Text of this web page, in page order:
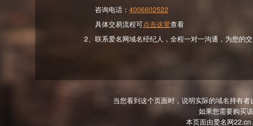
咨询电话： 4006602522
具体交易流程可点击这里查看
2、联系爱名网域名经纪人，全程一对一沟通，为您的
当您看到这个页面时，说明实际的域名持有
如果您需要购买
本页面由爱名网